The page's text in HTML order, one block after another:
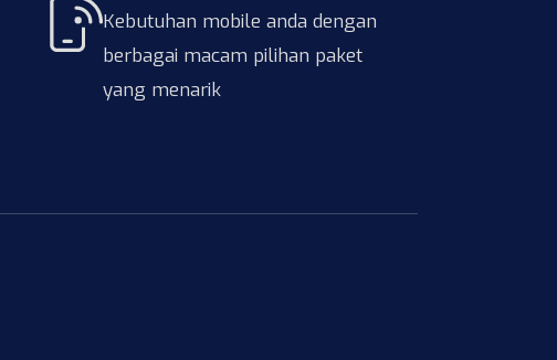
Kebutuhan mobile anda dengan
berbagai macam pilihan paket
yang menarik